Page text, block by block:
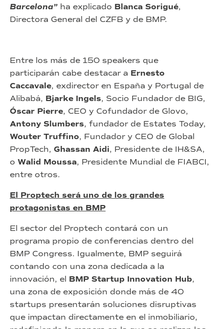
Barcelona” ha explicado Blanca Sorigué,
Directora General del CZFB y de BMP.
Entre los más de 150 speakers que
participarán cabe destacar a Ernesto
Caccavale, exdirector en España y Portugal de
Alibabá, Bjarke Ingels, Socio Fundador de BIG,
Óscar Pierre, CEO y Cofundador de Glovo,
Antony Slumbers, fundador de Estates Today,
Wouter Truffino, Fundador y CEO de Global
PropTech, Ghassan Aidi, Presidente de IH&SA,
o Walid Moussa, Presidente Mundial de FIABCI,
entre otros.
El Proptech será uno de los grandes
protagonistas en BMP
El sector del Proptech contará con un
programa propio de conferencias dentro del
BMP Congress. Igualmente, BMP seguirá
contando con una zona dedicada a la
innovación, el BMP Startup Innovation Hub,
una zona de exposición donde más de 40
startups presentarán soluciones disruptivas
que impactan directamente en el inmobiliario,